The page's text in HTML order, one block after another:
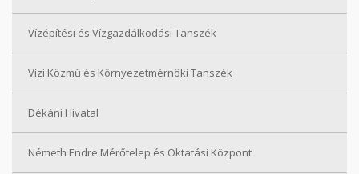
Vízépítési és Vízgazdálkodási Tanszék
Vízi Közmű és Környezetmérnöki Tanszék
Dékáni Hivatal
Németh Endre Mérőtelep és Oktatási Központ